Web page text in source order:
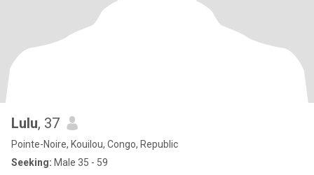
Lulu, 37
Pointe-Noire, Kouilou, Congo, Republic
Seeking: Male 35 - 59